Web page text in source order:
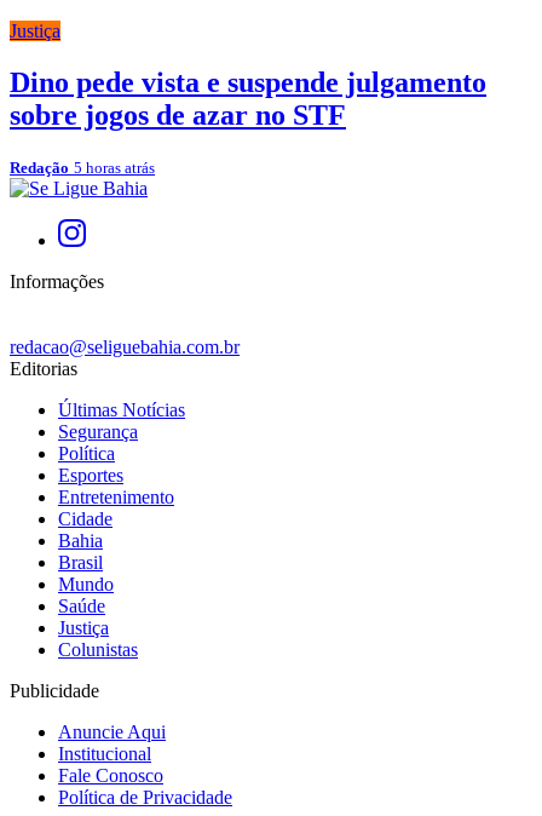
Justiça
Dino pede vista e suspende julgamento
sobre jogos de azar no STF
Redação 5 horas atrás
Informações
redacao@seliguebahia.com.br
Editorias
Últimas Notícias
Segurança
Política
Esportes
Entretenimento
Cidade
Bahia
Brasil
Mundo
Saúde
Justiça
Colunistas
Publicidade
Anuncie Aqui
Institucional
Fale Conosco
Política de Privacidade